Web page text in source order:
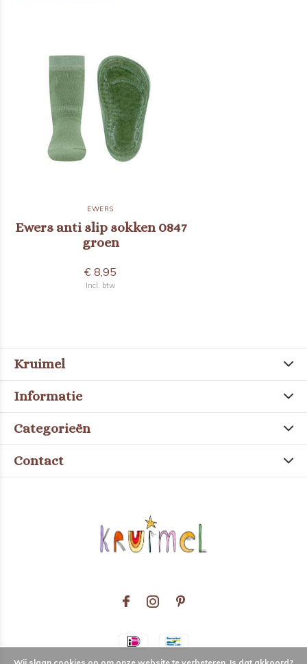
EWERS
Ewers anti slip sokken 0847
groen
€ 8,95
Incl. btw
Kruimel
Informatie
Categorieën
Contact